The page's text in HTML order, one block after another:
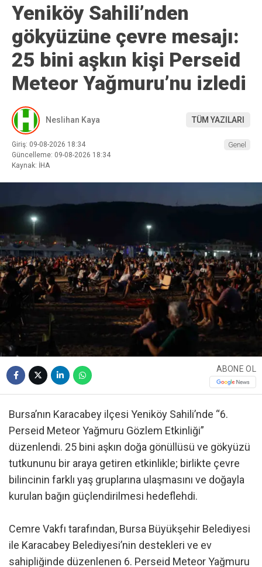
Yeniköy Sahili’nden
gökyüzüne çevre mesajı:
25 bini aşkın kişi Perseid
Meteor Yağmuru’nu izledi
Neslihan Kaya TÜM YAZILARI
Giriş: 09-08-2026 18:34
Güncelleme: 09-08-2026 18:34
Kaynak: İHA
Genel
ABONE OL
Bursa’nın Karacabey ilçesi Yeniköy Sahili’nde “6.
Perseid Meteor Yağmuru Gözlem Etkinliği”
düzenlendi. 25 bini aşkın doğa gönüllüsü ve gökyüzü
tutkununu bir araya getiren etkinlikle; birlikte çevre
bilincinin farklı yaş gruplarına ulaşmasını ve doğayla
kurulan bağın güçlendirilmesi hedeflehdi.
Cemre Vakfı tarafından, Bursa Büyükşehir Belediyesi
ile Karacabey Belediyesi’nin destekleri ve ev
sahipliğinde düzenlenen 6. Perseid Meteor Yağmuru